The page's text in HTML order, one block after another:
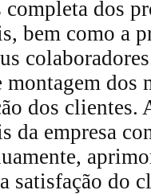
dos
bem como a
montagem
dos clientes.
da empresa
satisfação do